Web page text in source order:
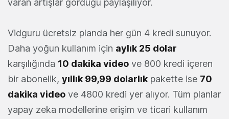
varan artışlar gördüğü paylaşılıyor.
Vidguru ücretsiz planda her gün 4 kredi sunuyor.
Daha yoğun kullanım için aylık 25 dolar
karşılığında 10 dakika video ve 800 kredi içeren
bir abonelik, yıllık 99,99 dolarlık pakette ise 70
dakika video ve 4800 kredi yer alıyor. Tüm planlar
yapay zeka modellerine erişim ve ticari kullanım